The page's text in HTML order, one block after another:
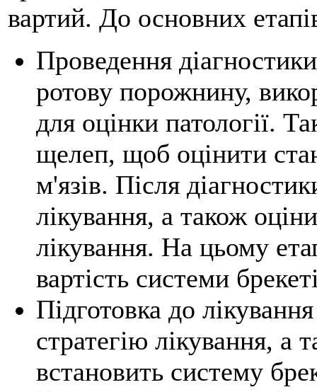
вартий. До основних
Проведення
ротову порожнину,
для оцінки патології.
щелеп, щоб оцінити
м'язів. Після
лікування, а також
лікування. На цьому
вартість системи
Підготовка до
стратегію лікування, а
встановить систему